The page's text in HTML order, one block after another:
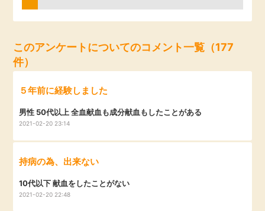
お友達紹介
カード比較
特集一覧
ヘルプセンター
銀行・金融・投資
家計の固定費
このアンケートについてのコメント一覧（177
件）
５年前に経験しました
男性 50代以上 全血献血も成分献血もしたことがある
2021-02-20 23:14
持病の為、出来ない
10代以下 献血をしたことがない
2021-02-20 22:48